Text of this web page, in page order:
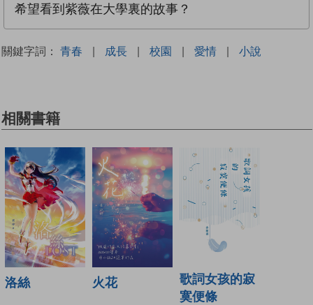
希望看到紫薇在大學裏的故事？
關鍵字詞： 青春 | 成長 | 校園 | 愛情 | 小說
相關書籍
洛絲 火花
歌詞女孩的寂
寞便條